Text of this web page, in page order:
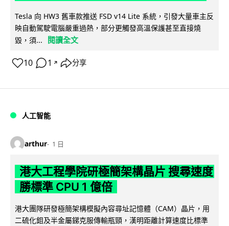
Tesla 向 HW3 舊車款推送 FSD v14 Lite 系統，引發大量車主反
映自動駕駛電腦嚴重過熱，部分更觸發高溫保護甚至直接燒
毀，須...
閱讀全文
10 1 ↗ 分享
人工智能
arthur 1 日
港大工程學院研極簡架構晶片 搜尋速度
勝標準 CPU 1 億倍
港大團隊研發極簡架構模擬內容尋址記憶體（CAM）晶片，用
二硫化鉬及半金屬銻克服傳輸瓶頸，漢明距離計算速度比標準